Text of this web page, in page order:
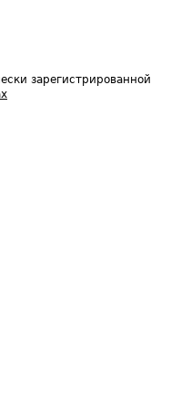
зарегистрированной